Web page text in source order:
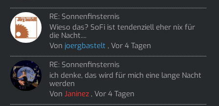
RE: Sonnenfinsternis
Wieso das? SoFi ist tendenziell eher nix für
die Nacht....
Von joergbastelt ,Vor 4 Tagen
RE: Sonnenfinsternis
ich denke, das wird für mich eine lange Nacht
werden
VonJaninez ,Vor 4 Tagen